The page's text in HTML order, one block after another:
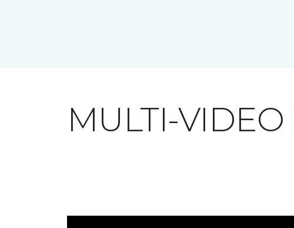
MULTI-VIDEO